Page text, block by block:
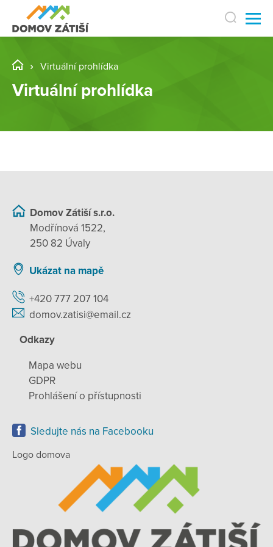
Virtuální prohlídka
Virtuální prohlídka
Domov Zátiší s.r.o.
Modřínová 1522,
250 82 Úvaly
Ukázat na mapě
+420 777 207 104
domov.zatisi@email.cz
Odkazy
Mapa webu
GDPR
Prohlášení o přístupnosti
Sledujte nás na Facebooku
Logo domova